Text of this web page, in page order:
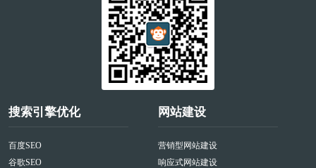
搜索引擎优化
百度SEO
谷歌SEO
网站建设
营销型网站建设
响应式网站建设